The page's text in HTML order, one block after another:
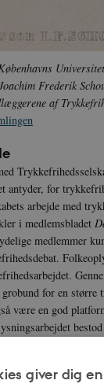
Frederik
af
antyder, for
arbejde med
i medlemsbladet
medlemmer
grobund for en
være en god
giver dig